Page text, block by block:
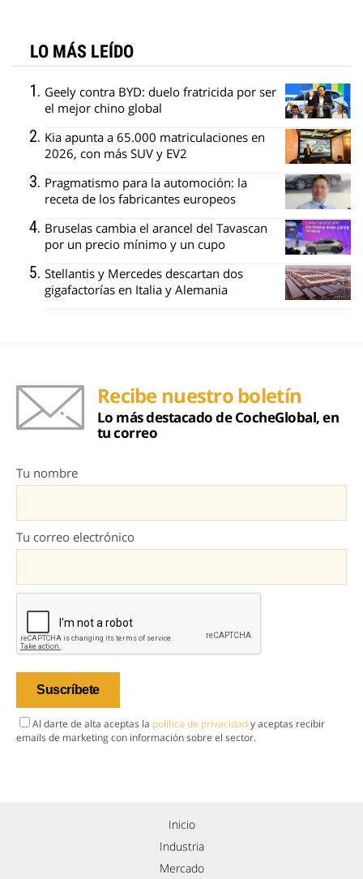
LO MÁS LEÍDO
Geely contra BYD: duelo fratricida por ser
el mejor chino global
Kia apunta a 65.000 matriculaciones en
2026, con más SUV y EV2
Pragmatismo para la automoción: la
receta de los fabricantes europeos
Bruselas cambia el arancel del Tavascan
por un precio mínimo y un cupo
Stellantis y Mercedes descartan dos
gigafactorías en Italia y Alemania
Recibe nuestro boletín
Lo más destacado de CocheGlobal, en
tu correo
Tu nombre
Tu correo electrónico
Al darte de alta aceptas la política de privacidady aceptas recibir
emails de marketing con información sobre el sector.
Inicio
Industria
Mercado